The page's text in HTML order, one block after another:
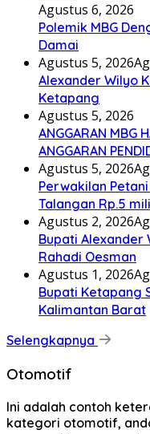
Agustus 6, 2026
Polemik MBG
Damai
Agustus 5, 2026
Alexander Wilyo
Ketapang
Agustus 5, 2026
ANGGARAN MBG
ANGGARAN
Agustus 5, 2026
Perwakilan
Talangan Rp.5
Agustus 2, 2026
Bupati Alexander
Rahadi Oesman
Agustus 1, 2026
Bupati Ketapang
Kalimantan Barat
Selengkapnya
Otomotif
Ini adalah contoh
kategori otomotif,